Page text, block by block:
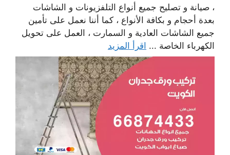
، صيانة و تصليح جميع أنواع التلفزيونات و الشاشات
بعدة أحجام و بكافة الأنواع ، كما أننا نعمل على تأمين
جميع الشاشات العادية و السمارت ، العمل على تحويل
الكهرباء الخاصة ... اقرأ المزيد